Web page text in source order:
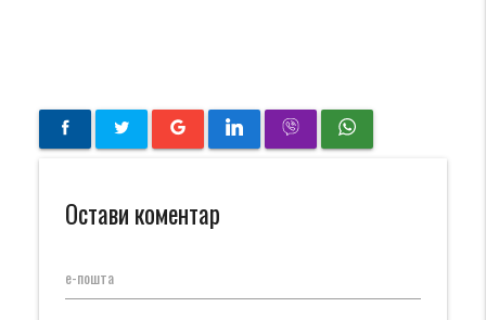
Остави коментар
е-пошта